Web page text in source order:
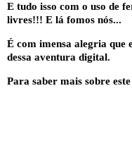
E tudo isso com o uso de
livres!!! E lá fomos nós...
É com imensa alegria que
dessa aventura digital.
Para saber mais sobre este